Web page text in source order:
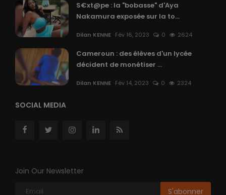
S€xt@pe : la "bobasse" d'Aya
Nakamura exposée sur la to...
Dilan KENNE Fév 16, 2023 0 2624
Cameroun : des élèves d'un lycée
décident de monétiser ...
Dilan KENNE Fév 14, 2023 0 2324
SOCIAL MEDIA
Join Our Newsletter
S'abonner